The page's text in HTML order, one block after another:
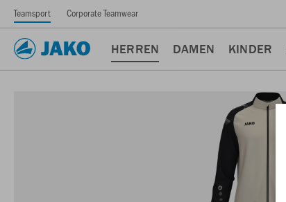
Teamsport Corporate Teamwear
HERREN DAMEN KINDER